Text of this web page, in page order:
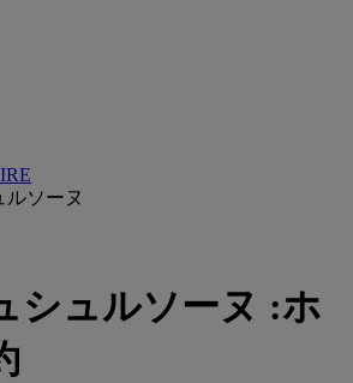
ルソーヌ
シュルソーヌ :ホ